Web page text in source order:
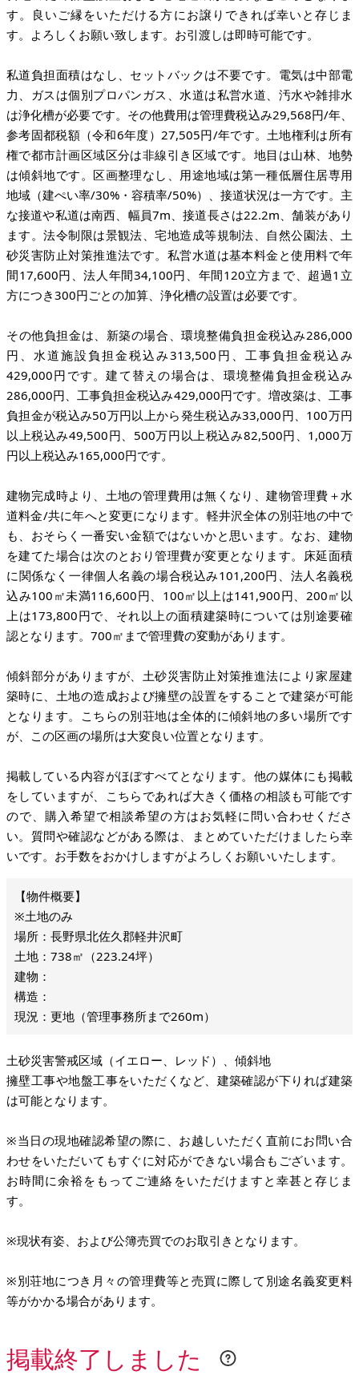
す。良いご縁をいただける方にお譲りできれば幸いと存じま
す。よろしくお願い致します。お引渡しは即時可能です。
私道負担面積はなし、セットバックは不要です。電気は中部電
力、ガスは個別プロパンガス、水道は私営水道、汚水や雑排水
は浄化槽が必要です。その他費用は管理費税込み29,568円/年、
参考固都税額（令和6年度）27,505円/年です。土地権利は所有
権で都市計画区域区分は非線引き区域です。地目は山林、地勢
は傾斜地です。区画整理なし、用途地域は第一種低層住居専用
地域（建ぺい率/30%・容積率/50%）、接道状況は一方です。主
な接道や私道は南西、幅員7m、接道長さは22.2m、舗装があり
ます。法令制限は景観法、宅地造成等規制法、自然公園法、土
砂災害防止対策推進法です。私営水道は基本料金と使用料で年
間17,600円、法人年間34,100円、年間120立方まで、超過1立
方につき300円ごとの加算、浄化槽の設置は必要です。
その他負担金は、新築の場合、環境整備負担金税込み286,000
円、水道施設負担金税込み313,500円、工事負担金税込み
429,000円です。建て替えの場合は、環境整備負担金税込み
286,000円、工事負担金税込み429,000円です。増改築は、工事
負担金が税込み50万円以上から発生税込み33,000円、100万円
以上税込み49,500円、500万円以上税込み82,500円、1,000万
円以上税込み165,000円です。
建物完成時より、土地の管理費用は無くなり、建物管理費＋水
道料金/共に年へと変更になります。軽井沢全体の別荘地の中で
も、おそらく一番安い金額ではないかと思います。なお、建物
を建てた場合は次のとおり管理費が変更となります。床延面積
に関係なく一律個人名義の場合税込み101,200円、法人名義税
込み100㎡未満116,600円、100㎡以上は141,900円、200㎡以
上は173,800円で、それ以上の面積建築時については別途要確
認となります。700㎡まで管理費の変動があります。
傾斜部分がありますが、土砂災害防止対策推進法により家屋建
築時に、土地の造成および擁壁の設置をすることで建築が可能
となります。こちらの別荘地は全体的に傾斜地の多い場所です
が、この区画の場所は大変良い位置となります。
掲載している内容がほぼすべてとなります。他の媒体にも掲載
をしていますが、こちらであれば大きく価格の相談も可能です
ので、購入希望で相談希望の方はお気軽に問い合わせくださ
い。質問や確認などがある際は、まとめていただけましたら幸
いです。お手数をおかけしますがよろしくお願いいたします。
※土地のみ
場所：長野県北佐久郡軽井沢町
土地：738㎡（223.24坪）
建物：
構造：
現況：更地（管理事務所まで260m）
土砂災害警戒区域（イエロー、レッド）、傾斜地
擁壁工事や地盤工事をいただくなど、建築確認が下りれば建築
は可能となります。
※当日の現地確認希望の際に、お越しいただく直前にお問い合
わせをいただいてもすぐに対応ができない場合もございます。
お時間に余裕をもってご連絡をいただけますと幸甚と存じま
す。
※現状有姿、および公簿売買でのお取引きとなります。
※別荘地につき月々の管理費等と売買に際して別途名義変更料
等がかかる場合があります。
掲載終了しました